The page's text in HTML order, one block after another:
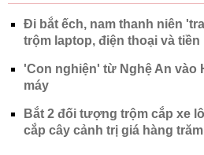
Đi bắt ếch, nam thanh niên
trộm laptop, điện thoại và tiền
'Con nghiện' từ Nghệ An vào
máy
Bắt 2 đối tượng trộm cắp xe
cắp cây cảnh trị giá hàng